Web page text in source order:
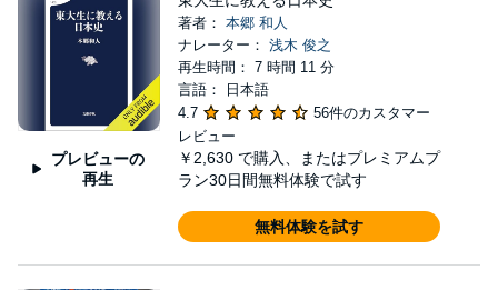
プレビューの
再生
著者： 本郷 和人
ナレーター： 浅木 俊之
再生時間： 7 時間 11 分
言語： 日本語
4.7
56件のカスタマー
レビュー
￥2,630 で購入、またはプレミアムプ
ラン30日間無料体験で試す
無料体験を試す